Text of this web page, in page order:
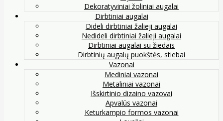
Dekoratyviniai žoliniai augalai
Dirbtiniai augalai
Dideli dirbtiniai žalieji augalai
Nedideli dirbtiniai žalieji augalai
Dirbtiniai augalai su žiedais
Dirbtinių augalų puokštės, stiebai
Vazonai
Mediniai vazonai
Metaliniai vazonai
Išskirtinio dizaino vazovai
Apvalūs vazonai
Keturkampio formos vazonai